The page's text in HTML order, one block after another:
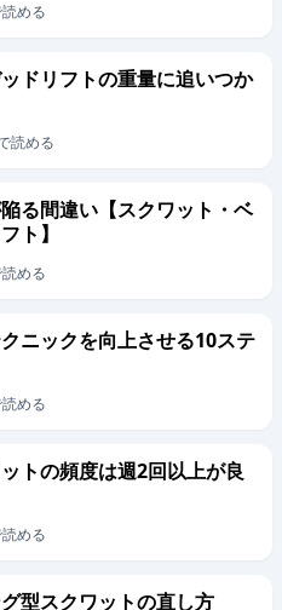
める
ドリフトの重量に追いつか
読める
る間違い【スクワット・ベ
ト】
める
ニックを向上させる10ステ
める
トの頻度は週2回以上が良
める
型スクワットの直し方